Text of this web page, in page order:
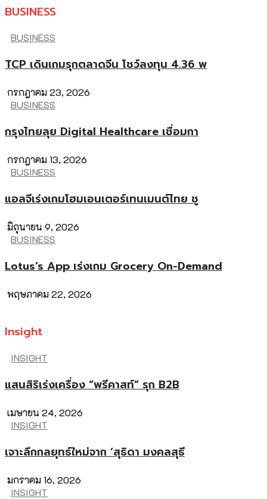
BUSINESS
BUSINESS
TCP เดินเกมรุกตลาดจีน โชว์ลงทุน 4.36 พ
กรกฎาคม 23, 2026
BUSINESS
กรุงไทยลุย Digital Healthcare เชื่อมกา
กรกฎาคม 13, 2026
BUSINESS
แอลจีเร่งเกมโฮมเอนเตอร์เทนเมนต์ไทย ชู
มิถุนายน 9, 2026
BUSINESS
Lotus’s App เร่งเกม Grocery On-Demand
พฤษภาคม 22, 2026
Insight
INSIGHT
แสนสิริเร่งเครื่อง “พรีคาสท์” รุก B2B
เมษายน 24, 2026
INSIGHT
เจาะลึกกลยุทธ์ใหม่จาก ‘สุธิดา มงคลสุธี
มกราคม 16, 2026
INSIGHT